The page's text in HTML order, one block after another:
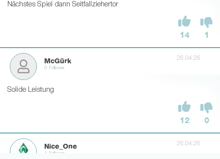
Nächstes Spiel dann Seitfallziehertor
14 1
McGürk
0 Follower
26.04.26
Solide Leistung
12 0
Nice_One
1 Follower
26.04.26